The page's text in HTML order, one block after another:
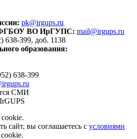
pk@irgups.ru
ФГБОУ ВО ИрГУПС: mail@irgups.ru
638-399, доб. 1138
образования:
638-399
СМИ
сайт, вы соглашаетесь с условиями